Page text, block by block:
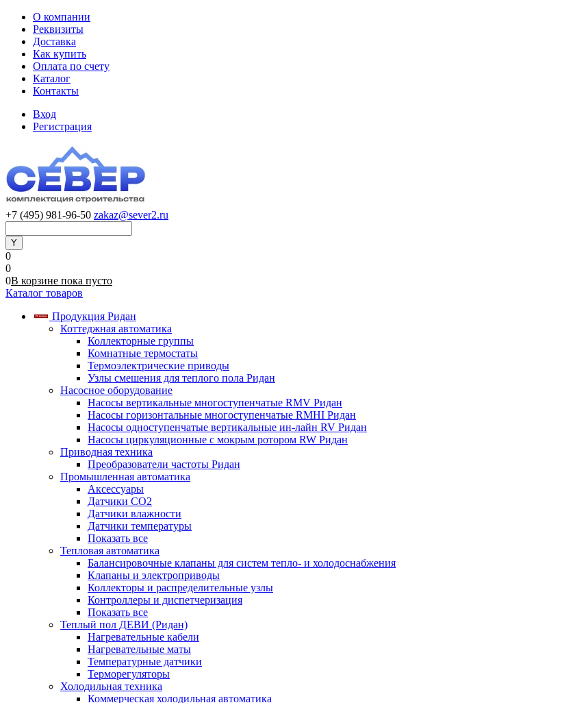
О компании
Реквизиты
Доставка
Как купить
Оплата по счету
Каталог
Контакты
Вход
Регистрация
+7 (495) 981-96-50 zakaz@sever2.ru
0
0
0В корзине пока пусто
Каталог товаров
Продукция Ридан
Коттеджная автоматика
Коллекторные группы
Комнатные термостаты
Термоэлектрические приводы
Узлы смешения для теплого пола Ридан
Насосное оборудование
Насосы вертикальные многоступенчатые RMV Ридан
Насосы горизонтальные многоступенчатые RMHI Ридан
Насосы одноступенчатые вертикальные ин-лайн RV Ридан
Насосы циркуляционные с мокрым ротором RW Ридан
Приводная техника
Преобразователи частоты Ридан
Промышленная автоматика
Аксессуары
Датчики CO2
Датчики влажности
Датчики температуры
Показать все
Тепловая автоматика
Балансировочные клапаны для систем тепло- и холодоснабжения
Клапаны и электроприводы
Коллекторы и распределительные узлы
Контроллеры и диспетчеризация
Показать все
Теплый пол ДЕВИ (Ридан)
Нагревательные кабели
Нагревательные маты
Температурные датчики
Терморегуляторы
Холодильная техника
Коммерческая холодильная автоматика